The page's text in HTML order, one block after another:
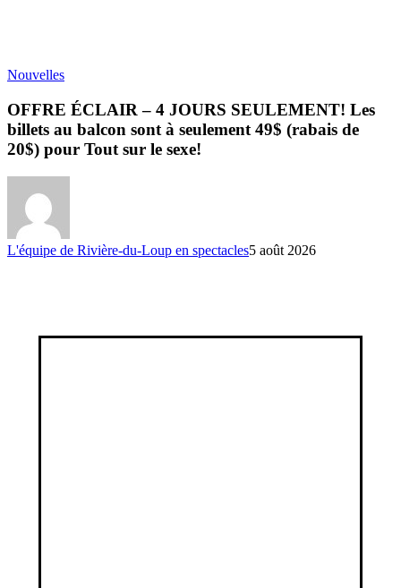
Nouvelles
OFFRE ÉCLAIR – 4 JOURS SEULEMENT! Les
billets au balcon sont à seulement 49$ (rabais de
20$) pour Tout sur le sexe!
L'équipe de Rivière-du-Loup en spectacles5 août 2026